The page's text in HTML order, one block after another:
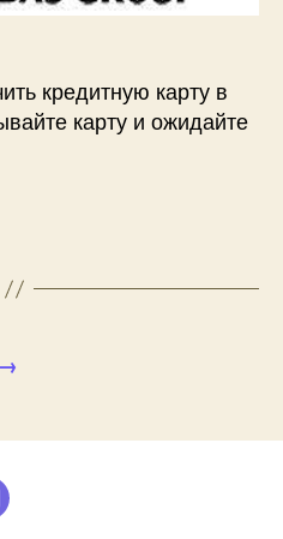
кредитную карту в
карту и ожидайте
→